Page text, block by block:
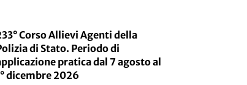
Corso Allievi Agenti della
di Stato. Periodo di
pratica dal 7 agosto al
dicembre 2026